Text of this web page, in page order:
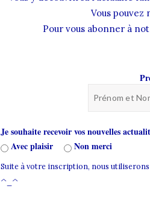
Vous pouvez
Pour vous abonner à
Je souhaite recevoir vos nouvelles
Avec plaisir
Non merci
Suite à votre inscription, nous
^_^